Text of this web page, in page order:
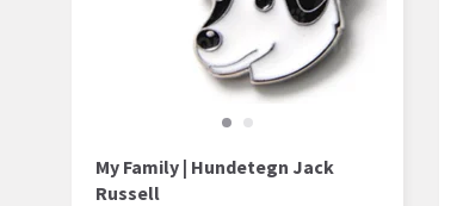
My Family | Hundetegn Jack
Russell